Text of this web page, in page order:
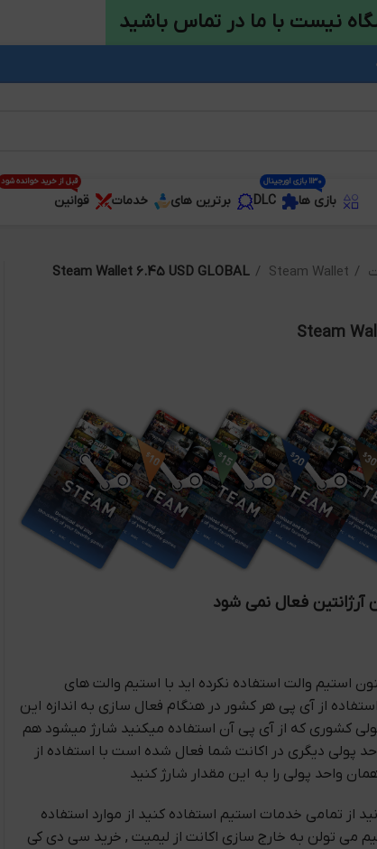
بازی ها
1130 بازی اورجینال
DLC برترین های خدمات قوانین
قبل از خرید خوانده شود
Steam Wallet
Steam Wallet 6.45 USD GLOBAL
Steam
آرژانتین فعال نمی شود
استیم والت استفاده نکرده اید با استیم والت های
از آی پی هر کشور در هنگام فعال سازی به اندازه این
کشوری که از آی پی آن استفاده میکنید شارژ میشود هم
پولی دیگری در اکانت شما فعال شده است با استفاده از
واحد پولی را به این مقدار شارژ کنید
از تمامی خدمات استیم استفاده کنید از موارد استفاده
می تولن به خارج سازی اکانت از لیمیت , خرید سی دی کی
نیست با ما در تماس باشید